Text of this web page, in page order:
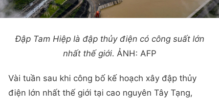
Đập Tam Hiệp là đập thủy điện có công suất lớn
nhất thế giới. ẢNH: AFP
Vài tuần sau khi công bố kế hoạch xây đập thủy
điện lớn nhất thế giới tại cao nguyên Tây Tạng,